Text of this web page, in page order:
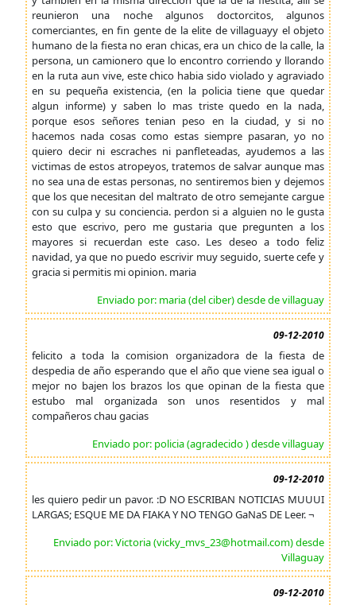
reunieron una noche algunos doctorcitos, algunos
comerciantes, en fin gente de la elite de villaguayy el objeto
humano de la fiesta no eran chicas, era un chico de la calle, la
persona, un camionero que lo encontro corriendo y llorando
en la ruta aun vive, este chico habia sido violado y agraviado
en su pequeña existencia, (en la policia tiene que quedar
algun informe) y saben lo mas triste quedo en la nada,
porque esos señores tenian peso en la ciudad, y si no
hacemos nada cosas como estas siempre pasaran, yo no
quiero decir ni escraches ni panfleteadas, ayudemos a las
victimas de estos atropeyos, tratemos de salvar aunque mas
no sea una de estas personas, no sentiremos bien y dejemos
que los que necesitan del maltrato de otro semejante cargue
con su culpa y su conciencia. perdon si a alguien no le gusta
esto que escrivo, pero me gustaria que pregunten a los
mayores si recuerdan este caso. Les deseo a todo feliz
navidad, ya que no puedo escrivir muy seguido, suerte cefe y
gracia si permitis mi opinion. maria
Enviado por: maria (del ciber) desde de villaguay
09-12-2010
felicito a toda la comision organizadora de la fiesta de
despedia de año esperando que el año que viene sea igual o
mejor no bajen los brazos los que opinan de la fiesta que
estubo mal organizada son unos resentidos y mal
compañeros chau gacias
Enviado por: policia (agradecido ) desde villaguay
09-12-2010
les quiero pedir un pavor. :D NO ESCRIBAN NOTICIAS MUUUI
LARGAS; ESQUE ME DA FIAKA Y NO TENGO GaNaS DE Leer. ¬
Enviado por: Victoria (vicky_mvs_23@hotmail.com) desde
Villaguay
09-12-2010